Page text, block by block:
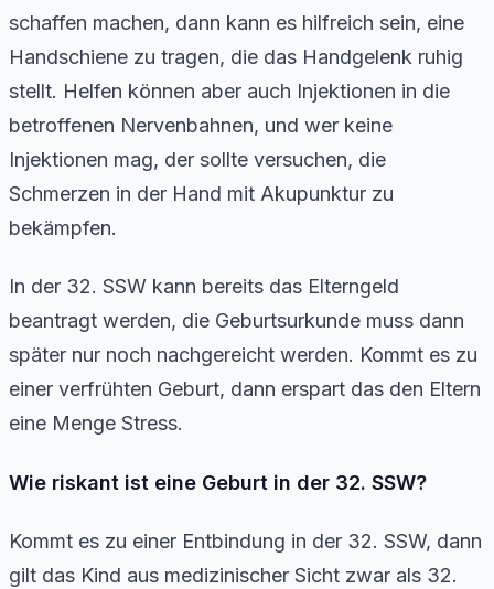
schaffen machen, dann kann es hilfreich sein, eine
Handschiene zu tragen, die das Handgelenk ruhig
stellt. Helfen können aber auch Injektionen in die
betroffenen Nervenbahnen, und wer keine
Injektionen mag, der sollte versuchen, die
Schmerzen in der Hand mit Akupunktur zu
bekämpfen.
In der 32. SSW kann bereits das Elterngeld
beantragt werden, die Geburtsurkunde muss dann
später nur noch nachgereicht werden. Kommt es zu
einer verfrühten Geburt, dann erspart das den Eltern
eine Menge Stress.
Wie riskant ist eine Geburt in der 32. SSW?
Kommt es zu einer Entbindung in der 32. SSW, dann
gilt das Kind aus medizinischer Sicht zwar als 32.